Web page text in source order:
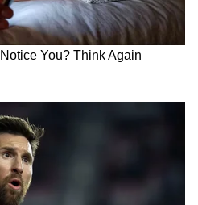
पर भड़क
उठाए सवाल
के आगे पस्त हुआ
चाहिए ऐसी